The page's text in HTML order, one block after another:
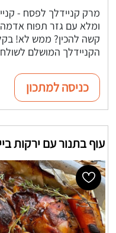
מרק קניידלך לפסח -
ומלא עם גזר תפוח אדמה
קשה להכין? ממש לא!
הקניידלך המושלם
כניסה למתכון
עוף בתנור עם ירקות